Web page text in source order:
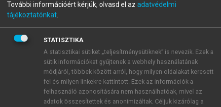
A regisztráció után apróbaidőszakautomatikusan
BELÉPÉS SAJÁT FIÓKKAL
ÚJ FIÓK LÉTREHOZÁSA
1 óra díjmentes hozzáférés
További információért kérjük, olvasd el az adatvédelmi
tájékoztatónkat
STATISZTIKA
A statisztikai sütiket „teljesítménysütiknek” is nevezik. Ezek a
sütik információkat gyűjtenek a webhely használatának
módjáról, többek között arról, hogy milyen oldalakat keresett
fel és milyen linkekre kattintott. Ezek az információk a
felhasználó azonosítására nem használhatóak, mivel az
adatok összesítettek és anonimizáltak. Céljuk kizárólag a